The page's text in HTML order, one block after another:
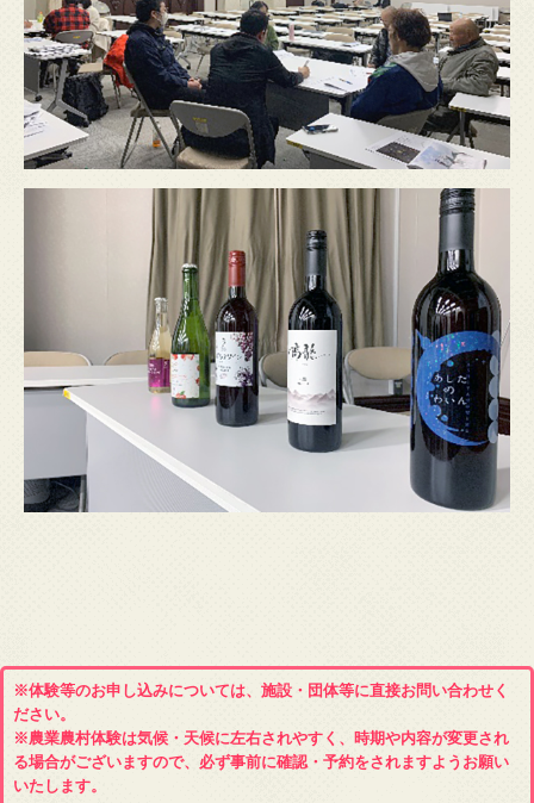
※体験等のお申し込みについては、施設・団体等に直接お問い合わせく
ださい。
※農業農村体験は気候・天候に左右されやすく、時期や内容が変更され
る場合がございますので、必ず事前に確認・予約をされますようお願い
いたします。